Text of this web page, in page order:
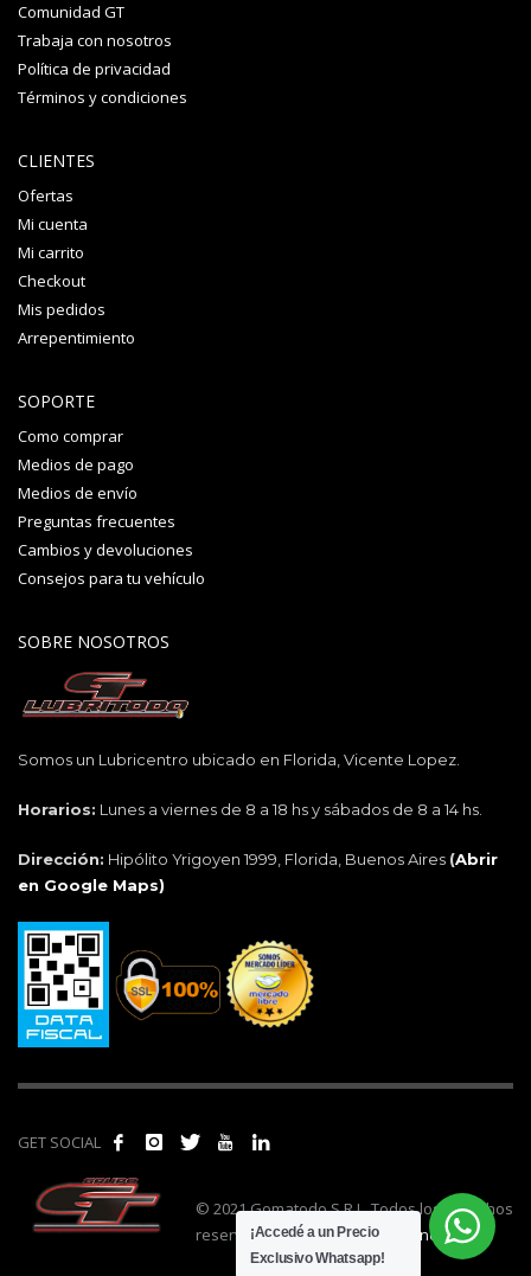
Comunidad GT
Trabaja con nosotros
Política de privacidad
Términos y condiciones
CLIENTES
Ofertas
Mi cuenta
Mi carrito
Checkout
Mis pedidos
Arrepentimiento
SOPORTE
Como comprar
Medios de pago
Medios de envío
Preguntas frecuentes
Cambios y devoluciones
Consejos para tu vehículo
SOBRE NOSOTROS
Somos un Lubricentro ubicado en Florida, Vicente Lopez.
Horarios: Lunes a viernes de 8 a 18 hs y sábados de 8 a 14 hs.
Dirección: Hipólito Yrigoyen 1999, Florida, Buenos Aires (Abrir
en Google Maps)
GET SOCIAL
© 2021 Gomatodo S.R.L. Todos los derechos
reservados. | Realizado por
cónclave.
¡Accedé a un Precio
Exclusivo Whatsapp!